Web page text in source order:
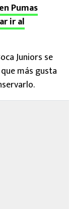
Pumas
ir al
Juniors se
más gusta